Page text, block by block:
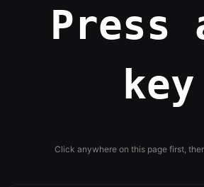
Press
key
Click anywhere on this page first,